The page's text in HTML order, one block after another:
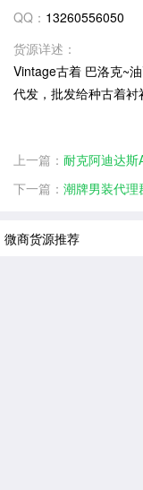
QQ： 13260556050
货源详述：
Vintage古着 巴洛克~
代发，批发给种古着衬
上一篇： 耐克阿迪达斯
下一篇： 潮牌男装代理
微商货源推荐